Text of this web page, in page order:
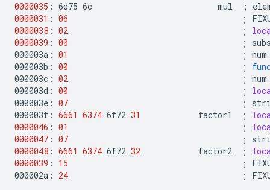
0000035 : 6d75 6c mul ;
0000031 : 06 ;
0000038 : 02 ;
0000039 : 00 ;
000003a: 01 ; num
000003b: 00 ;
000003c: 02 ; num
000003d: 00 ;
000003e: 07 ;
000003f: 6661 6374 6f72 31 factor1 ;
0000046 : 01 ;
0000047 : 07 ;
0000048 : 6661 6374 6f72 32 factor2 ;
0000039 : 15 ;
000002a:
24 ;